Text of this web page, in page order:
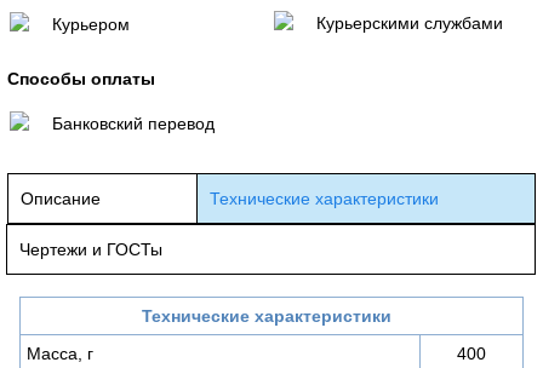
Курьером
Курьерскими службами
Способы оплаты
Банковский перевод
Описание Технические характеристики
Чертежи и ГОСТы
Технические характеристики
Масса, г
400